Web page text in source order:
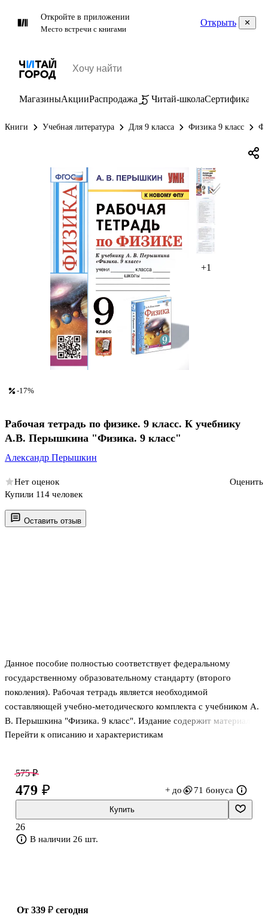
Откройте в приложении
Место встречи с книгами
Открыть
МагазиныАкцииРаспродажа Читай-школаСертификаты
Книги Учебная литература Для 9 класса Физика 9 класс
+1
Оставить отзыв
Данное пособие полностью соответствует федеральному
государственному образовательному стандарту (второго
поколения). Рабочая тетрадь является необходимой
составляющей учебно-методического комплекта с учебником А.
В. Перышкина "Физика. 9 класс". Издание содержит материалы
А. В. Перышкина к каждому параграфу учебника для 9 класса.
объяснения решений типовых задач по физике. Выполнение
заданий предусмотрено непосредственно в рабочей тетради.
Издание адресовано учителям физики, учащимся 9 классов, а
также тем, кто готовится к Основному государственному
экзамену по физике.
Перейти к описанию и характеристикам
-17%
Рабочая тетрадь по физике. 9 класс. К учебнику
А.В. Перышкина "Физика. 9 класс"
Александр Перышкин
Нет оценок
Оценить
Купили 114 человек
575 ₽
479 ₽ + до 71 бонуса
Купить
26
В наличии 26 шт.
от 339 ₽ сегодня